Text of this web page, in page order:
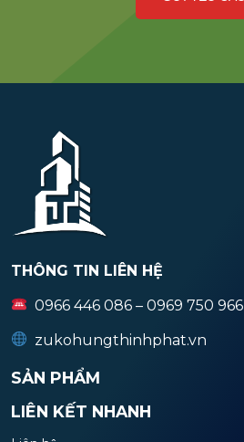
THÔNG TIN LIÊN HỆ
0966 446 086 – 0969 750 966
zukohungthinhphat.vn
SẢN PHẨM
LIÊN KẾT NHANH